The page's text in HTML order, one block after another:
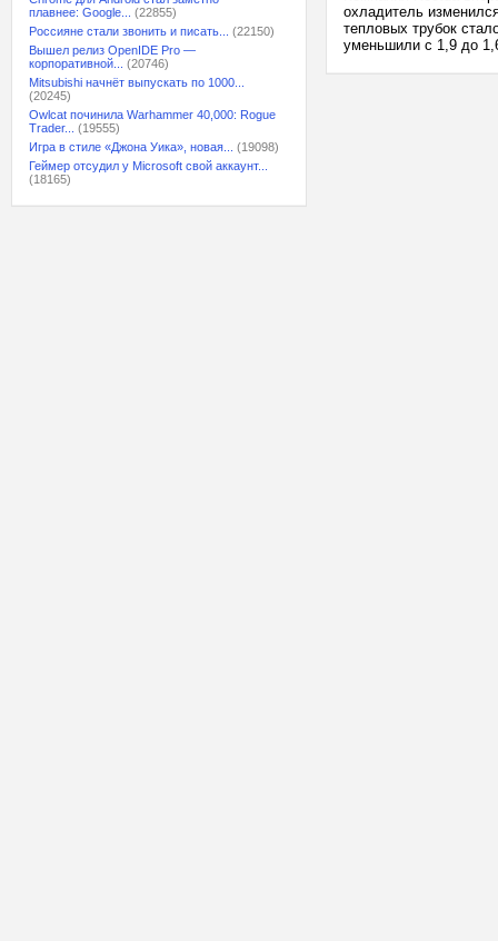
плавнее: Google...
(22855)
Россияне стали звонить и писать...
(22150)
Вышел релиз OpenIDE Pro —
корпоративной...
(20746)
Mitsubishi начнёт выпускать по 1000...
(20245)
Owlcat починила Warhammer 40,000: Rogue
Trader...
(19555)
Игра в стиле «Джона Уика», новая...
(19098)
Геймер отсудил у Microsoft свой аккаунт...
(18165)
охладитель
тепловых трубок
уменьшили с 1,9 до